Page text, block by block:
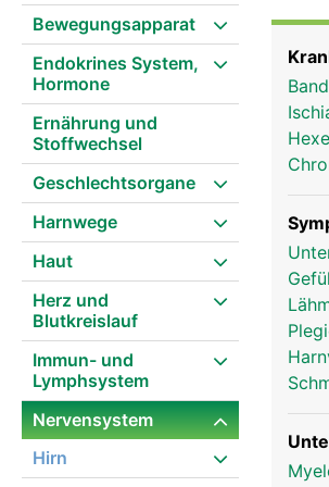
Bewegungsapparat
Endokrines System,
Hormone
Ernährung und
Stoffwechsel
Geschlechtsorgane
Harnwege
Haut
Herz und
Blutkreislauf
Immun- und
Lymphsystem
Nervensystem
Hirn
sich
die
eine